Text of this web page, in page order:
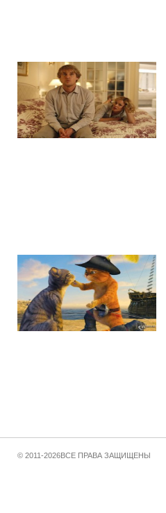
© 2011-2026ВСЕ ПРАВА ЗАЩИЩЕНЫ